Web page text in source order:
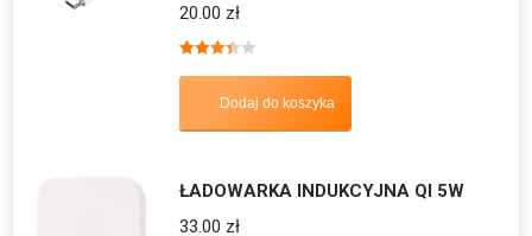
20.00 zł
3.40
Dodaj do koszyka
ŁADOWARKA INDUKCYJNA QI 5W
33.00 zł